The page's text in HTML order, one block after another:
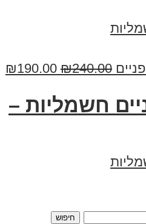
₪240.00
₪190.00
חשמליות –